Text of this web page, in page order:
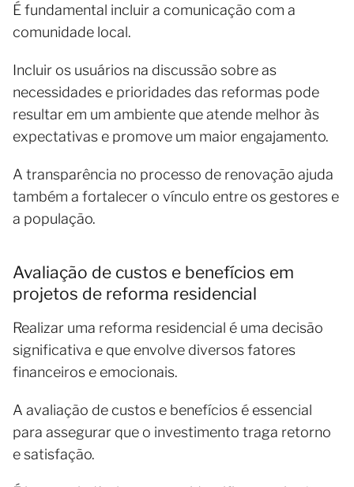
É fundamental incluir a comunicação com a
comunidade local.
Incluir os usuários na discussão sobre as
necessidades e prioridades das reformas pode
resultar em um ambiente que atende melhor às
expectativas e promove um maior engajamento.
A transparência no processo de renovação ajuda
também a fortalecer o vínculo entre os gestores e
a população.
Avaliação de custos e benefícios em
projetos de reforma residencial
Realizar uma reforma residencial é uma decisão
significativa e que envolve diversos fatores
financeiros e emocionais.
A avaliação de custos e benefícios é essencial
para assegurar que o investimento traga retorno
e satisfação.